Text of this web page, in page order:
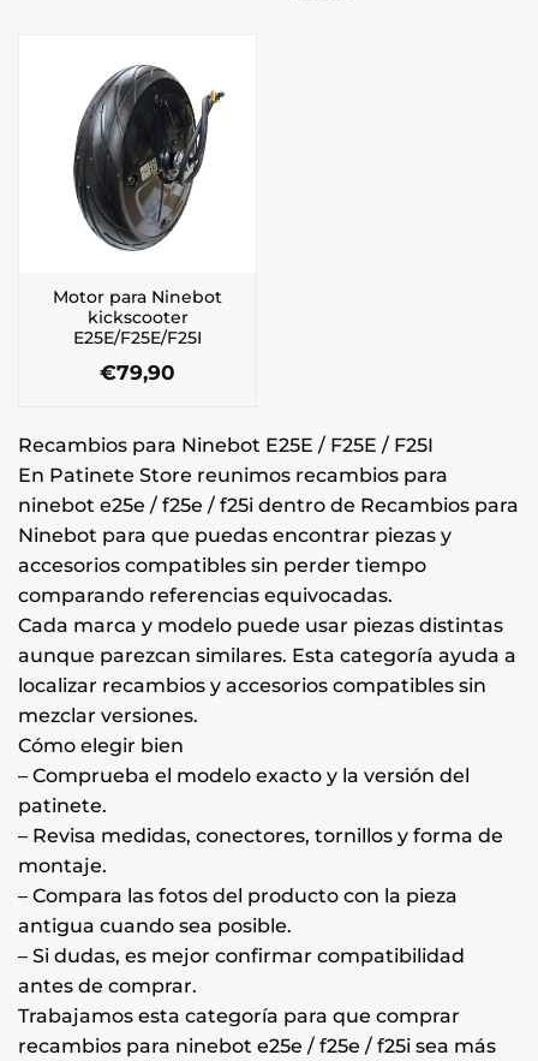
Motor para Ninebot
kickscooter
E25E/F25E/F25I
€79,90
Recambios para Ninebot E25E / F25E / F25I
En Patinete Store reunimos recambios para
ninebot e25e / f25e / f25i dentro de Recambios para
Ninebot para que puedas encontrar piezas y
accesorios compatibles sin perder tiempo
comparando referencias equivocadas.
Cada marca y modelo puede usar piezas distintas
aunque parezcan similares. Esta categoría ayuda a
localizar recambios y accesorios compatibles sin
mezclar versiones.
Cómo elegir bien
– Comprueba el modelo exacto y la versión del
patinete.
– Revisa medidas, conectores, tornillos y forma de
montaje.
– Compara las fotos del producto con la pieza
antigua cuando sea posible.
– Si dudas, es mejor confirmar compatibilidad
antes de comprar.
Trabajamos esta categoría para que comprar
recambios para ninebot e25e / f25e / f25i sea más